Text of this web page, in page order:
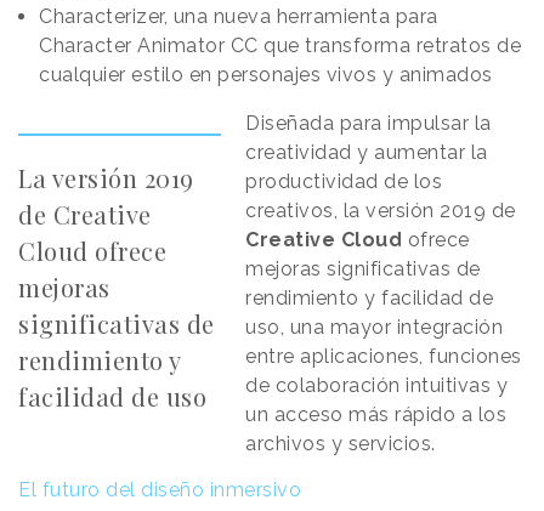
Characterizer, una nueva herramienta para
Character Animator CC que transforma retratos de
cualquier estilo en personajes vivos y animados
La versión 2019
de Creative
Cloud ofrece
mejoras
significativas de
rendimiento y
facilidad de uso
Diseñada para impulsar la
creatividad y aumentar la
productividad de los
creativos, la versión 2019 de
Creative Cloud ofrece
mejoras significativas de
rendimiento y facilidad de
uso, una mayor integración
entre aplicaciones, funciones
de colaboración intuitivas y
un acceso más rápido a los
archivos y servicios.
El futuro del diseño inmersivo